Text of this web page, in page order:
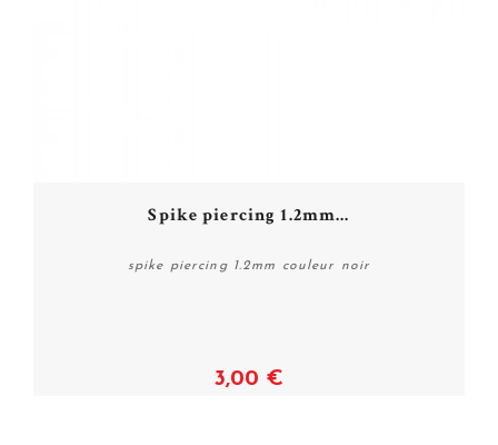
Voir
Spike piercing 1.2mm...
spike piercing 1.2mm couleur noir
3,00 €